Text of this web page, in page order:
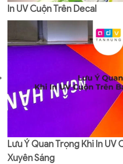
In UV Cuộn Trên Decal
Lưu Ý Quan Trọng Khi In UV
Xuyên Sáng